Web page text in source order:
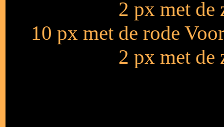
2 px met de
10 px met de rode
2 px met de